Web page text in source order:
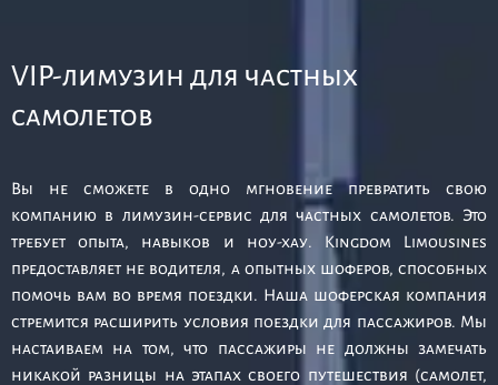
VIP-лимузин для частных
самолетов
Вы не сможете в одно мгновение превратить свою
компанию в лимузин-сервис для частных самолетов. Это
требует опыта, навыков и ноу-хау. Kingdom Limousines
предоставляет не водителя, а опытных шоферов, способных
помочь вам во время поездки. Наша шоферская компания
стремится расширить условия поездки для пассажиров. Мы
настаиваем на том, что пассажиры не должны замечать
никакой разницы на этапах своего путешествия (самолет,